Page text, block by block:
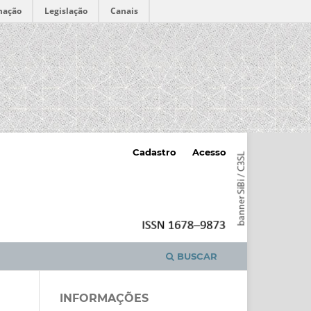
Legislação Canais
BUSCAR
Cadastro Acesso
INFORMAÇÕES